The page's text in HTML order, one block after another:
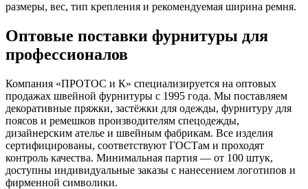
размеры, вес, тип крепления и рекомендуемая ширина ремня.
Оптовые поставки фурнитуры для
профессионалов
Компания «ПРОТОС и К» специализируется на оптовых
продажах швейной фурнитуры с 1995 года. Мы поставляем
декоративные пряжки, застёжки для одежды, фурнитуру для
поясов и ремешков производителям спецодежды,
дизайнерским ателье и швейным фабрикам. Все изделия
сертифицированы, соответствуют ГОСТам и проходят
контроль качества. Минимальная партия — от 100 штук,
доступны индивидуальные заказы с нанесением логотипов и
фирменной символики.